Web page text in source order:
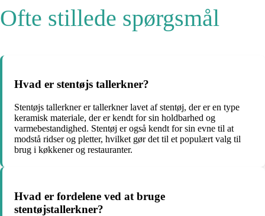
Ofte stillede spørgsmål
Hvad er stentøjs tallerkner?
Stentøjs tallerkner er tallerkner lavet af stentøj, der er en type
keramisk materiale, der er kendt for sin holdbarhed og
varmebestandighed. Stentøj er også kendt for sin evne til at
modstå ridser og pletter, hvilket gør det til et populært valg til
brug i køkkener og restauranter.
Hvad er fordelene ved at bruge
stentøjstallerkner?